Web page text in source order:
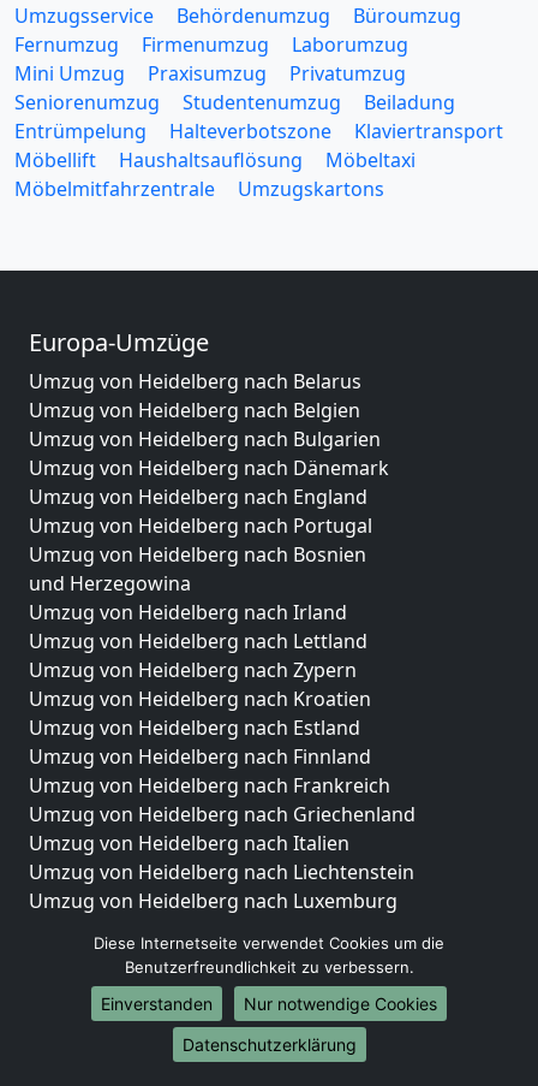
Umzugsservice Behördenumzug
Büroumzug
Fernumzug
Firmenumzug
Laborumzug
Mini Umzug
Praxisumzug
Privatumzug
Seniorenumzug
Studentenumzug
Beiladung
Entrümpelung
Halteverbotszone
Klaviertransport
Möbellift
Haushaltsauflösung
Möbeltaxi
Möbelmitfahrzentrale
Umzugskartons
Europa-Umzüge
Umzug von Heidelberg nach Belarus
Umzug von Heidelberg nach Belgien
Umzug von Heidelberg nach Bulgarien
Umzug von Heidelberg nach Dänemark
Umzug von Heidelberg nach England
Umzug von Heidelberg nach Portugal
Umzug von Heidelberg nach Bosnien
und Herzegowina
Umzug von Heidelberg nach Irland
Umzug von Heidelberg nach Lettland
Umzug von Heidelberg nach Zypern
Umzug von Heidelberg nach Kroatien
Umzug von Heidelberg nach Estland
Umzug von Heidelberg nach Finnland
Umzug von Heidelberg nach Frankreich
Umzug von Heidelberg nach Griechenland
Umzug von Heidelberg nach Italien
Umzug von Heidelberg nach Liechtenstein
Umzug von Heidelberg nach Luxemburg
Umzug von Heidelberg nach Norwegen
Umzüge-Deutschlandweit
Umzug von Heidelberg nach Berlin
Diese Internetseite verwendet Cookies um die
Benutzerfreundlichkeit zu verbessern.
Einverstanden
Nur notwendige Cookies
Datenschutzerklärung